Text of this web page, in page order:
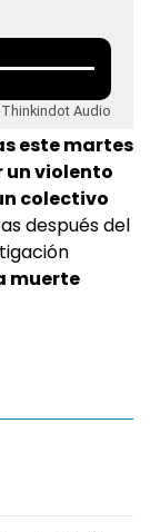
Audio
este martes
violento
colectivo
después del
muerte